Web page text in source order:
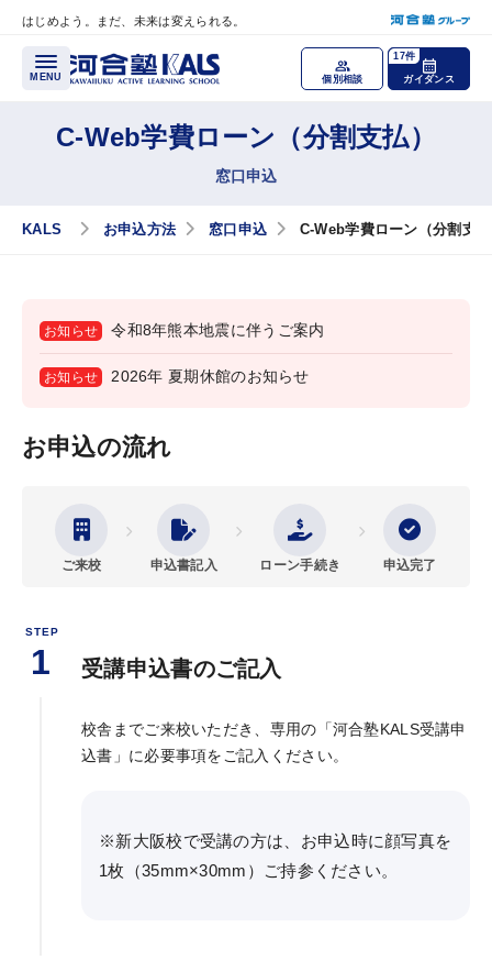
はじめよう。まだ、未来は変えられる。
メインコンテンツへスキップ
MENU 個別相談 ガイダンス
17件
医学部学士編入 対策講座
国内MBA・MOT 入試対策講座
大学編入（文系）講座
資料請求／
講座説明動画
C-Web学費ローン（分割支払）
窓口申込
KALS お申込方法 窓口申込 C-Web学費ローン（分割支
お知らせ 令和8年熊本地震に伴うご案内
お知らせ 2026年 夏期休館のお知らせ
お申込の流れ
ご来校 申込書記入 ローン手続き 申込完了
STEP
1 受講申込書のご記入
校舎までご来校いただき、専用の「河合塾KALS受講申
込書」に必要事項をご記入ください。
※新大阪校で受講の方は、お申込時に顔写真を
1枚（35mm×30mm）ご持参ください。